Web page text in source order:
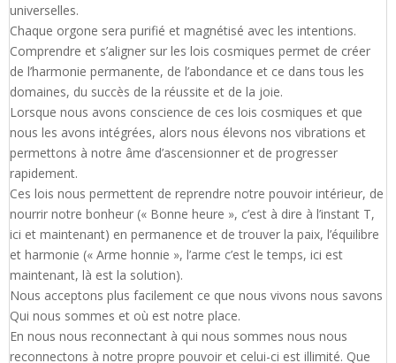
universelles.
Chaque orgone sera purifié et magnétisé avec les intentions.
Comprendre et s’aligner sur les lois cosmiques permet de créer
de l’harmonie permanente, de l’abondance et ce dans tous les
domaines, du succès de la réussite et de la joie.
Lorsque nous avons conscience de ces lois cosmiques et que
nous les avons intégrées, alors nous élevons nos vibrations et
permettons à notre âme d’ascensionner et de progresser
rapidement.
Ces lois nous permettent de reprendre notre pouvoir intérieur, de
nourrir notre bonheur (« Bonne heure », c’est à dire à l’instant T,
ici et maintenant) en permanence et de trouver la paix, l’équilibre
et harmonie (« Arme honnie », l’arme c’est le temps, ici est
maintenant, là est la solution).
Nous acceptons plus facilement ce que nous vivons nous savons
Qui nous sommes et où est notre place.
En nous nous reconnectant à qui nous sommes nous nous
reconnectons à notre propre pouvoir et celui-ci est illimité. Que